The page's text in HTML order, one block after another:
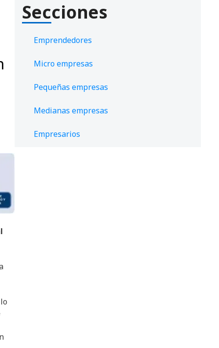
Secciones
Emprendedores
Micro empresas
Pequeñas empresas
Medianas empresas
Empresarios